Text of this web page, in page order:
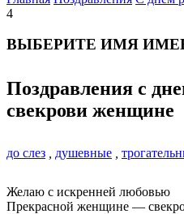
4
ВЫБЕРИТЕ ИМЯ
Поздравления с
свекрови женщине
до слез душевные
Желаю с искренней любовью
Прекрасной женщине —